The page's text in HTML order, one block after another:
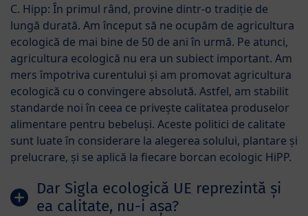
C. Hipp: În primul rând, provine dintr-o tradiție de
lungă durată. Am început să ne ocupăm de agricultura
ecologică de mai bine de 50 de ani în urmă. Pe atunci,
agricultura ecologică nu era un subiect important. Am
mers împotriva curentului și am promovat agricultura
ecologică cu o convingere absolută. Astfel, am stabilit
standarde noi în ceea ce privește calitatea produselor
alimentare pentru bebeluși. Aceste politici de calitate
sunt luate în considerare la alegerea solului, plantare și
prelucrare, și se aplică la fiecare borcan ecologic HiPP.
Dar Sigla ecologică UE reprezintă și
ea calitate, nu-i așa?